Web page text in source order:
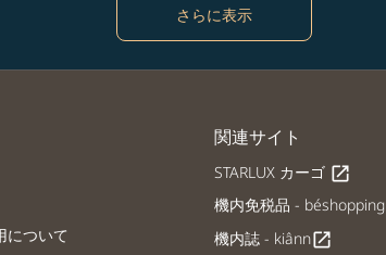
さらに表示
について
関連サイト
STARLUX カーゴ open_in_new
機内免税品 - béshopping
機内誌 - kiânnopen_in_new